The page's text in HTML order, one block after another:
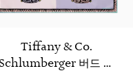
3 색상
Tiffany & Co.
Schlumberger 버드 온